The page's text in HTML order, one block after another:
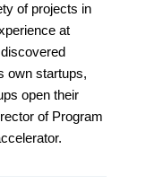
of projects in
at
own startups,
open their
of Program